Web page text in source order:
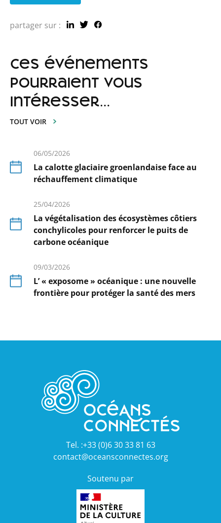
partager sur :
ces événements
pourraient vous
intéresser...
TOUT VOIR
06/05/2026
La calotte glaciaire groenlandaise face au
réchauffement climatique
savoir
plus
25/04/2026
La végétalisation des écosystèmes côtiers
conchylicoles pour renforcer le puits de
carbone océanique
savoir
plus
09/03/2026
L’ « exposome » océanique : une nouvelle
frontière pour protéger la santé des mers
Tel. :+33 (0)6 30 33 81 63
contact@oceansconnectes.org
Soutenu par